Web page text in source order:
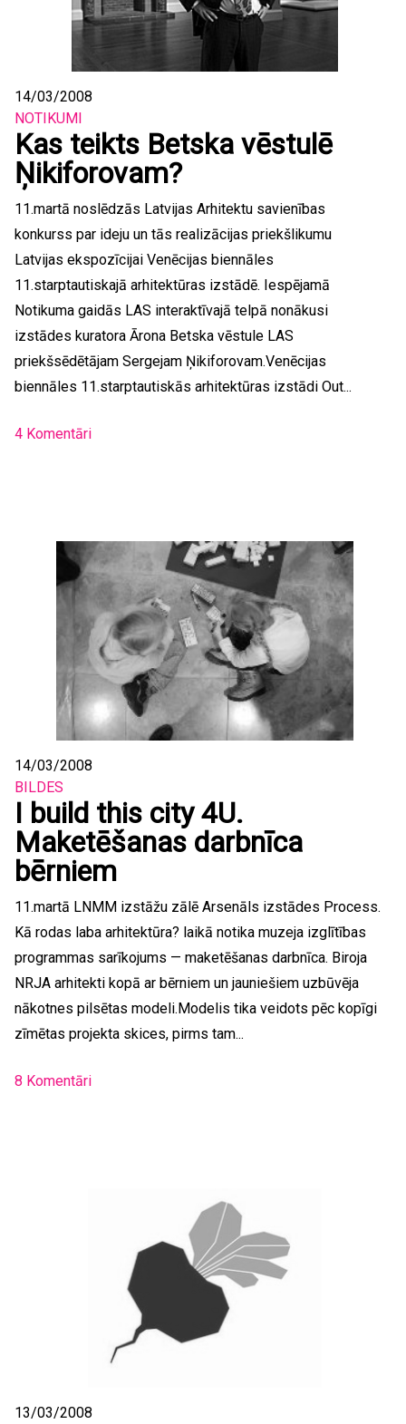
14/03/2008
NOTIKUMI
Kas teikts Betska vēstulē
Ņikiforovam?
11.martā noslēdzās Latvijas Arhitektu savienības
konkurss par ideju un tās realizācijas priekšlikumu
Latvijas ekspozīcijai Venēcijas biennāles
11.starptautiskajā arhitektūras izstādē. Iespējamā
Notikuma gaidās LAS interaktīvajā telpā nonākusi
izstādes kuratora Ārona Betska vēstule LAS
priekšsēdētājam Sergejam Ņikiforovam.Venēcijas
biennāles 11.starptautiskās arhitektūras izstādi Out...
4 Komentāri
14/03/2008
BILDES
I build this city 4U.
Maketēšanas darbnīca
bērniem
11.martā LNMM izstāžu zālē Arsenāls izstādes Process.
Kā rodas laba arhitektūra? laikā notika muzeja izglītības
programmas sarīkojums — maketēšanas darbnīca. Biroja
NRJA arhitekti kopā ar bērniem un jauniešiem uzbūvēja
nākotnes pilsētas modeli.Modelis tika veidots pēc kopīgi
zīmētas projekta skices, pirms tam...
8 Komentāri
13/03/2008